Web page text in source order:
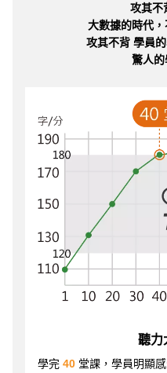
攻其不
大數據的時代
攻其不背 學員
驚人的
聽力
學完 40 堂課，學員明顯